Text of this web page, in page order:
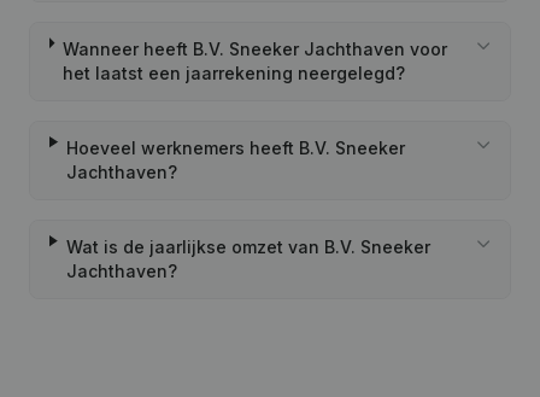
Wanneer heeft B.V. Sneeker Jachthaven voor
het laatst een jaarrekening neergelegd?
Hoeveel werknemers heeft B.V. Sneeker
Jachthaven?
Wat is de jaarlijkse omzet van B.V. Sneeker
Jachthaven?